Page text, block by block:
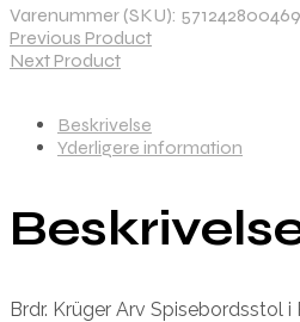
Varenummer (SKU):
Previous Product
Next Product
Beskrivelse
Yderligere information
Brdr. Krüger Arv Spisebordsstol